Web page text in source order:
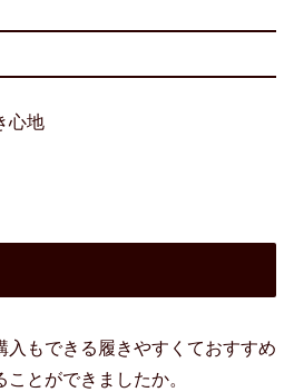
心地
入もできる履きやすくておすすめ
とができましたか。